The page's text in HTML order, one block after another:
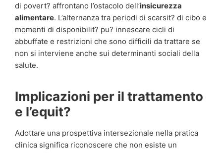
di povert? affrontano l’ostacolo dell’insicurezza
alimentare. L’alternanza tra periodi di scarsit? di cibo e
momenti di disponibilit? pu? innescare cicli di
abbuffate e restrizioni che sono difficili da trattare se
non si interviene anche sui determinanti sociali della
salute.
Implicazioni per il trattamento
e l’equit?
Adottare una prospettiva intersezionale nella pratica
clinica significa riconoscere che non esiste un